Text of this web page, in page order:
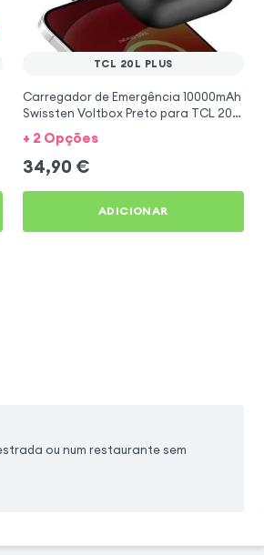
TCL 20L PLUS
Carregador de Emergência 10000mAh
Swissten Voltbox Preto para TCL 20L
Plus
+ 2 Opções
34,90 €
ADICIONAR
ou num restaurante sem